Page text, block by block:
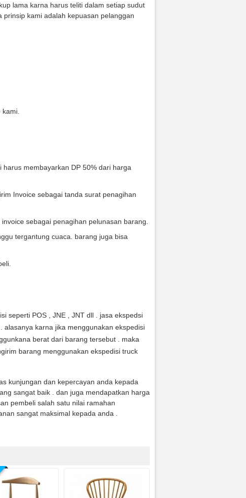
lama karna harus teliti dalam setiap sudut
kami adalah kepuasan pelanggan
membayarkan DP 50% dari harga
Invoice sebagai tanda surat penagihan
sebagai penagihan pelunasan barang.
tergantung cuaca. barang juga bisa
seperti POS , JNE , JNT dll . jasa ekspedsi
karna jika menggunakan ekspedisi
berat dari barang tersebut . maka
barang menggunakan ekspedisi truck
kunjungan dan kepercayan anda kepada
sangat baik . dan juga mendapatkan harga
pembeli salah satu nilai ramahan
sangat maksimal kepada anda .